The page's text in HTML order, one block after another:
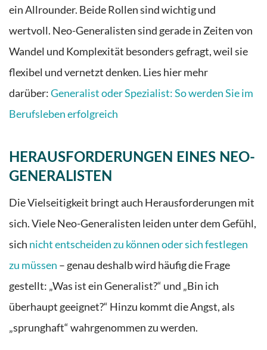
ein Allrounder. Beide Rollen sind wichtig und
wertvoll. Neo-Generalisten sind gerade in Zeiten von
Wandel und Komplexität besonders gefragt, weil sie
flexibel und vernetzt denken. Lies hier mehr
darüber:Generalist oder Spezialist: So werden Sie im
Berufsleben erfolgreich
HERAUSFORDERUNGEN EINES NEO-
GENERALISTEN
Die Vielseitigkeit bringt auch Herausforderungen mit
sich. Viele Neo-Generalisten leiden unter dem Gefühl,
sich nicht entscheiden zu können oder sich festlegen
zu müssen – genau deshalb wird häufig die Frage
gestellt: „Was ist ein Generalist?“ und „Bin ich
überhaupt geeignet?“ Hinzu kommt die Angst, als
„sprunghaft“ wahrgenommen zu werden.